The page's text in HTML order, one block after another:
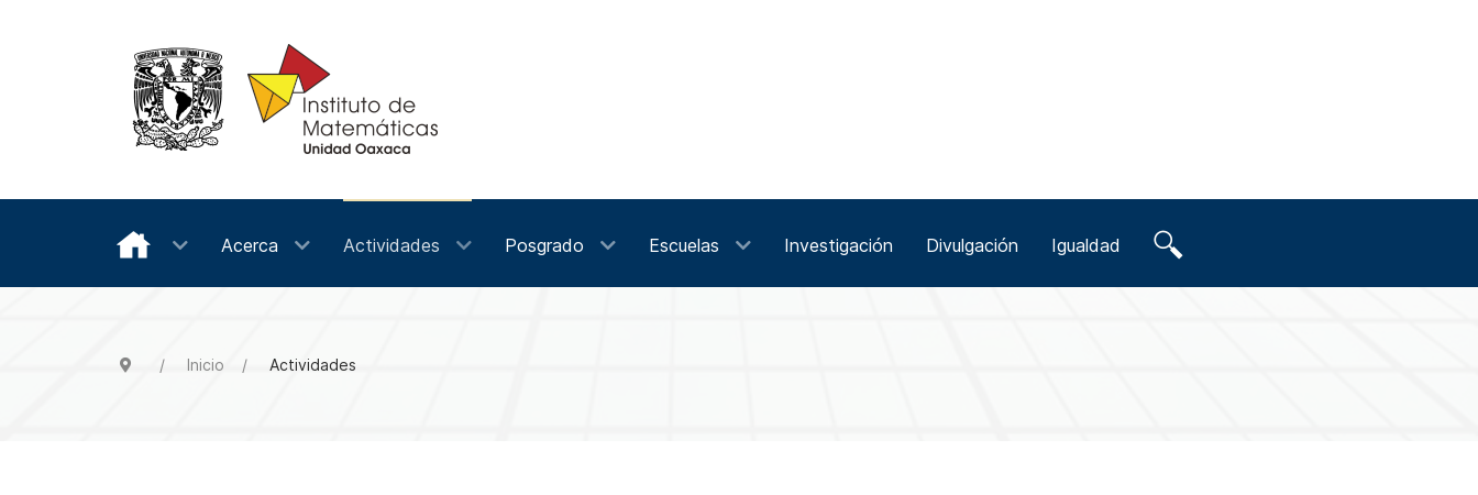
Acerca Actividades Posgrado Escuelas Investigación Divulgación Igualdad
Inicio Actividades